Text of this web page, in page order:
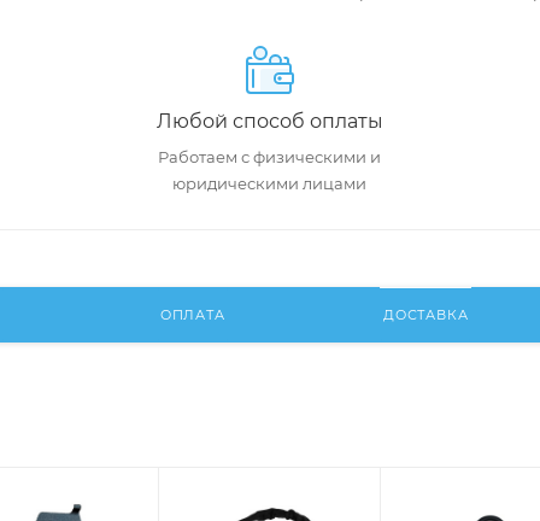
Любой способ оплаты
Работаем с физическими и
юридическими лицами
ОПЛАТА ДОСТАВКА